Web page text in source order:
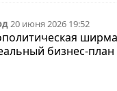
20 июня 2026 19:52
бизнес-план